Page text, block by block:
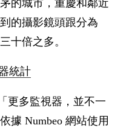
的城市，重慶和鄰近
的攝影鏡頭跟分為
十倍之多。
統計
更多監視器，並不一
據 Numbeo 網站使用